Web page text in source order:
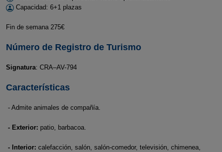
Capacidad: 6+1 plazas
Fin de semana 275€
Número de Registro de Turismo
Signatura: CRA–AV-794
Características
- Admite animales de compañía.
- Exterior: patio, barbacoa.
- Interior: calefacción, salón, salón-comedor, televisión, chimenea,